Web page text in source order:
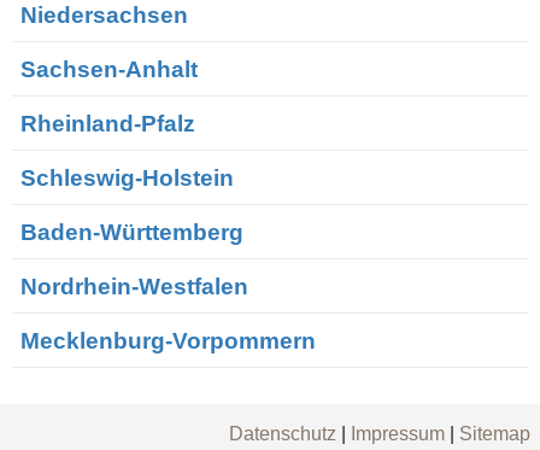
Niedersachsen
Sachsen-Anhalt
Rheinland-Pfalz
Schleswig-Holstein
Baden-Württemberg
Nordrhein-Westfalen
Mecklenburg-Vorpommern
Datenschutz Impressum Sitemap